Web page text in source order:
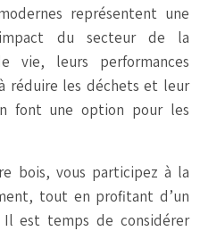
représentent une
du secteur de la
vie, leurs performances
réduire les déchets et leur
font une option pour les
bois, vous participez à la
tout en profitant d’un
est temps de considérer